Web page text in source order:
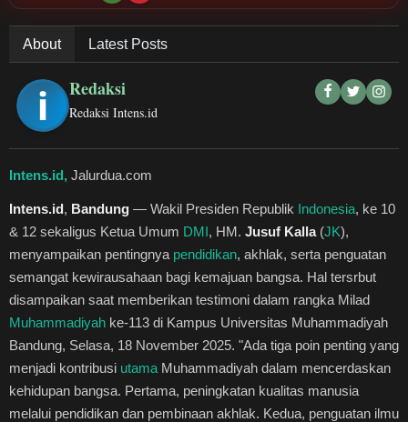
Olahraga
Pariwisata
Essai
Kuliner
Cerpen
Kolom
Puisi
About Latest Posts
Redaksi
Redaksi Intens.id
Intens.id, Jalurdua.com
Intens.id, Bandung — Wakil Presiden Republik Indonesia, ke 10
& 12 sekaligus Ketua Umum DMI, HM. Jusuf Kalla(JK),
menyampaikan pentingnya pendidikan, akhlak, serta penguatan
semangat kewirausahaan bagi kemajuan bangsa. Hal tersrbut
disampaikan saat memberikan testimoni dalam rangka Milad
Muhammadiyah ke-113 di Kampus Universitas Muhammadiyah
Bandung, Selasa, 18 November 2025. "Ada tiga poin penting yang
menjadi kontribusi utama Muhammadiyah dalam mencerdaskan
kehidupan bangsa. Pertama, peningkatan kualitas manusia
melalui pendidikan dan pembinaan akhlak. Kedua, penguatan ilmu